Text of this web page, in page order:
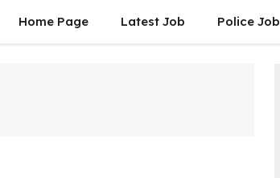
Home Page Latest Job Police Job